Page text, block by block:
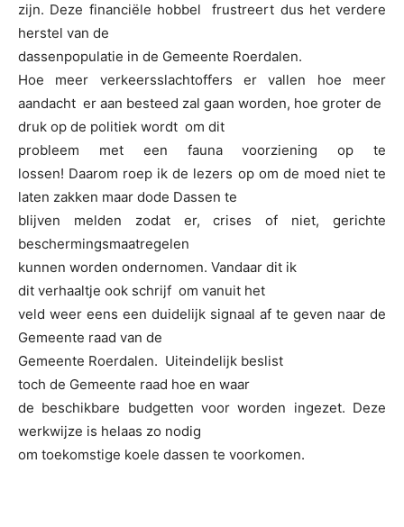
zijn. Deze financiële hobbel frustreert dus het verdere
herstel van de
dassenpopulatie in de Gemeente Roerdalen.
Hoe meer verkeersslachtoffers er vallen hoe meer
aandacht er aan besteed zal gaan worden, hoe groter de
druk op de politiek wordt om dit
probleem met een fauna voorziening op te
lossen! Daarom roep ik de lezers op om de moed niet te
laten zakken maar dode Dassen te
blijven melden zodat er, crises of niet, gerichte
beschermingsmaatregelen
kunnen worden ondernomen. Vandaar dit ik
dit verhaaltje ook schrijf om vanuit het
veld weer eens een duidelijk signaal af te geven naar de
Gemeente raad van de
Gemeente Roerdalen. Uiteindelijk beslist
toch de Gemeente raad hoe en waar
de beschikbare budgetten voor worden ingezet. Deze
werkwijze is helaas zo nodig
om toekomstige koele dassen te voorkomen.